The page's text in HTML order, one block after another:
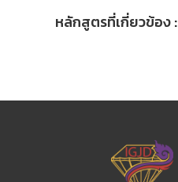
หลักสูตรที่เกี่ยวข้อง :